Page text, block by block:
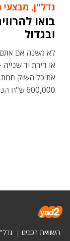
נדל"ן, מבצעי
בואו
ובגדול
לא משנה אם
את כל השוק תחת
600,000 ש"ח הנחה לדירה הבאה שלכם
השוואת רכבים